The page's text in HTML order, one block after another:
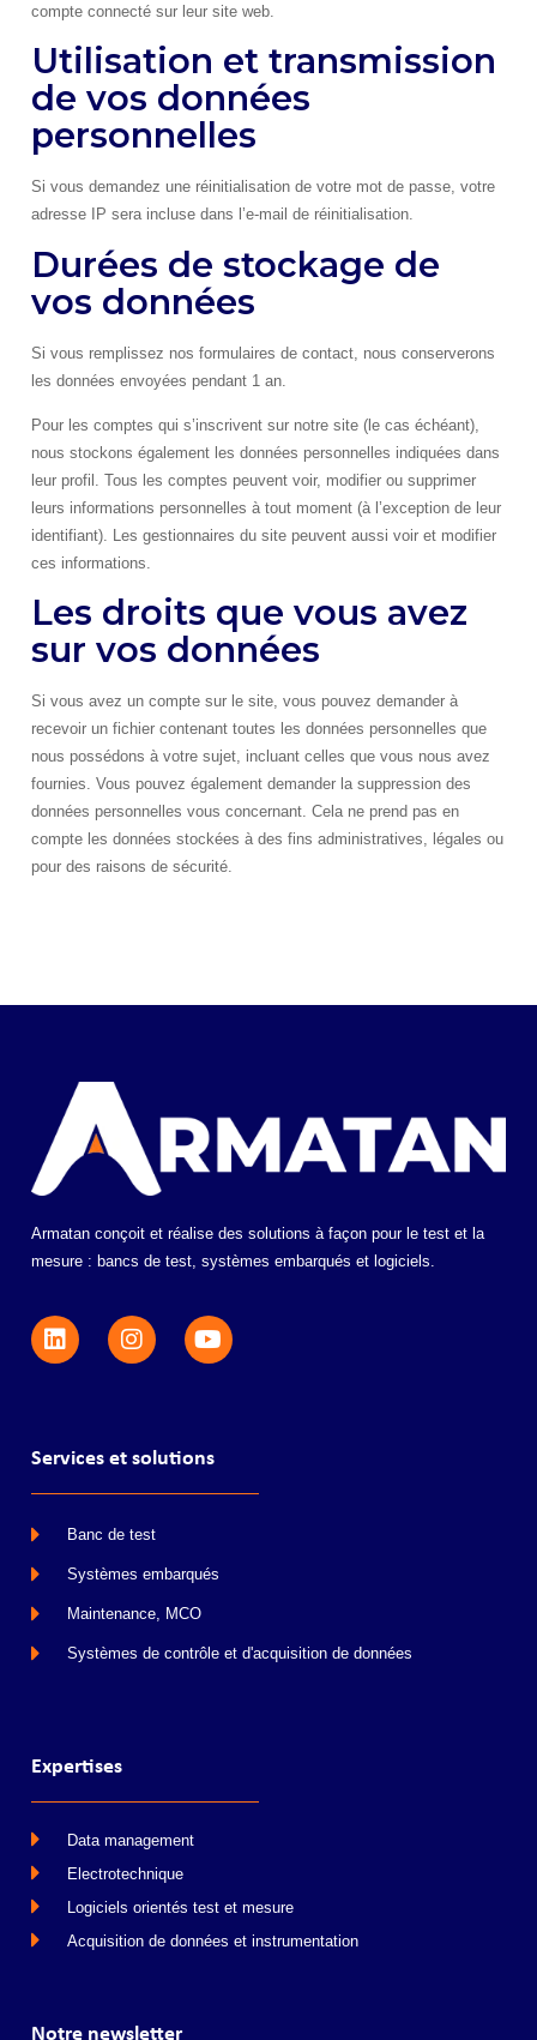
compte connecté sur leur site web.
Utilisation et transmission
de vos données
personnelles
Si vous demandez une réinitialisation de votre mot de passe, votre
adresse IP sera incluse dans l’e-mail de réinitialisation.
Durées de stockage de
vos données
Si vous remplissez nos formulaires de contact, nous conserverons
les données envoyées pendant 1 an.
Pour les comptes qui s’inscrivent sur notre site (le cas échéant),
nous stockons également les données personnelles indiquées dans
leur profil. Tous les comptes peuvent voir, modifier ou supprimer
leurs informations personnelles à tout moment (à l’exception de leur
identifiant). Les gestionnaires du site peuvent aussi voir et modifier
ces informations.
Les droits que vous avez
sur vos données
Si vous avez un compte sur le site, vous pouvez demander à
recevoir un fichier contenant toutes les données personnelles que
nous possédons à votre sujet, incluant celles que vous nous avez
fournies. Vous pouvez également demander la suppression des
données personnelles vous concernant. Cela ne prend pas en
compte les données stockées à des fins administratives, légales ou
pour des raisons de sécurité.
Armatan conçoit et réalise des solutions à façon pour le test et la
mesure : bancs de test, systèmes embarqués et logiciels.
Services et solutions
Banc de test
Systèmes embarqués
Maintenance, MCO
Systèmes de contrôle et d'acquisition de données
Expertises
Data management
Electrotechnique
Logiciels orientés test et mesure
Acquisition de données et instrumentation
Notre newsletter